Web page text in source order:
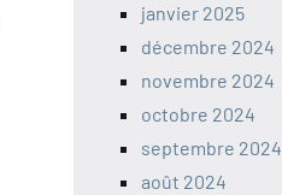
janvier 2025
décembre 2024
novembre 2024
octobre 2024
septembre 2024
août 2024